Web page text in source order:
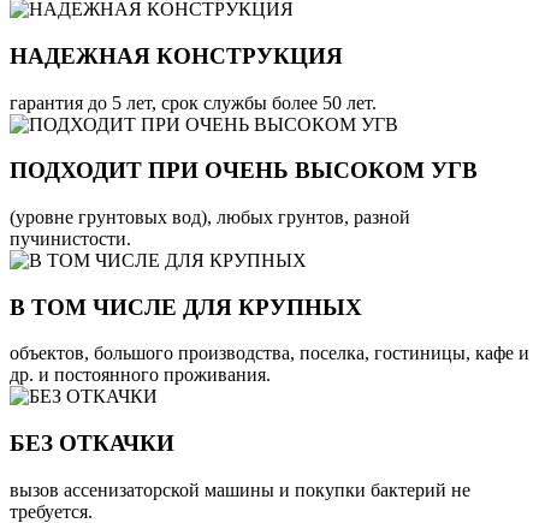
НАДЕЖНАЯ КОНСТРУКЦИЯ
гарантия до 5 лет, срок службы более 50 лет.
ПОДХОДИТ ПРИ ОЧЕНЬ ВЫСОКОМ УГВ
(уровне грунтовых вод), любых грунтов, разной
пучинистости.
В ТОМ ЧИСЛЕ ДЛЯ КРУПНЫХ
объектов, большого производства, поселка, гостиницы, кафе и
др. и постоянного проживания.
БЕЗ ОТКАЧКИ
вызов ассенизаторской машины и покупки бактерий не
требуется.